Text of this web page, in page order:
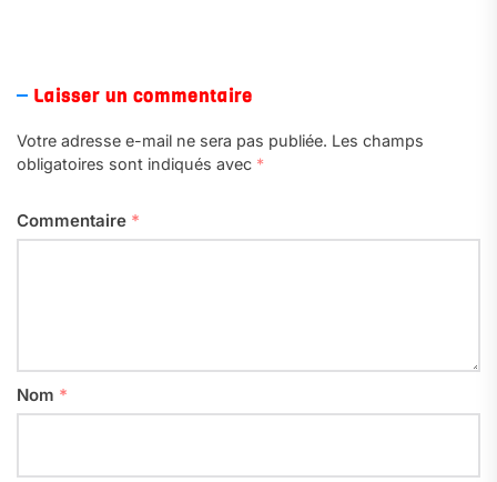
Laisser un commentaire
Votre adresse e-mail ne sera pas publiée. Les champs
obligatoires sont indiqués avec *
Commentaire *
Nom *